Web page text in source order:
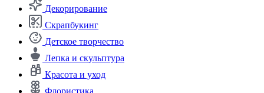
Декорирование
Скрапбукинг
Детское творчество
Лепка и скульптура
Красота и уход
Флористика